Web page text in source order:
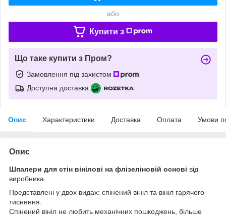
або
Купити з
Що таке купити з Пром?
Замовлення під захистом
Доступна доставка
Опис Характеристики Доставка Оплата Умови
Опис
Шпалери для стін вінілові на флізеліновій основі від
виробника.
Представлені у двох видах: спінений вініл та вініл гарячого
тиснення.
Спінений вініл не любить механічних пошкоджень, більше